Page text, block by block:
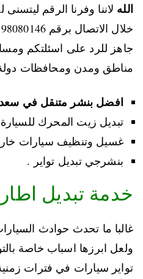
الله لاننا وفرنا الرقم
جاهز للرد على اسئلتكم
مناطق ومدن ومحافظات
افضل بنشر متنقل في سعد
تبديل زيت المحرك
غسيل وتنظيف سيارات
بنشرجي تبديل تواير .
خدمة تبديل
غالبا ما تحدث حوادث
ولعل ابرزها اسباب خاصة
تواير سيارات في فترات